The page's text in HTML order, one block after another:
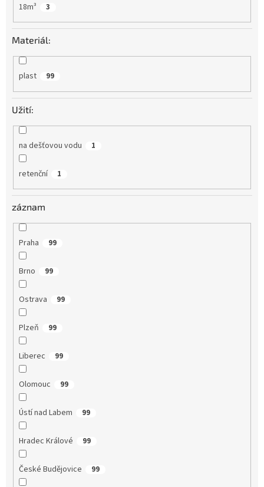
18m³ 3
Materiál:
plast 99
Užití:
na dešťovou vodu 1
retenční 1
záznam
Praha 99
Brno 99
Ostrava 99
Plzeň 99
Liberec 99
Olomouc 99
Ústí nad Labem 99
Hradec Králové 99
České Budějovice 99